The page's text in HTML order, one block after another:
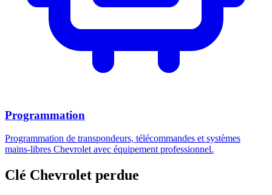
Programmation
Programmation de transpondeurs, télécommandes et systèmes
mains-libres Chevrolet avec équipement professionnel.
Clé Chevrolet perdue